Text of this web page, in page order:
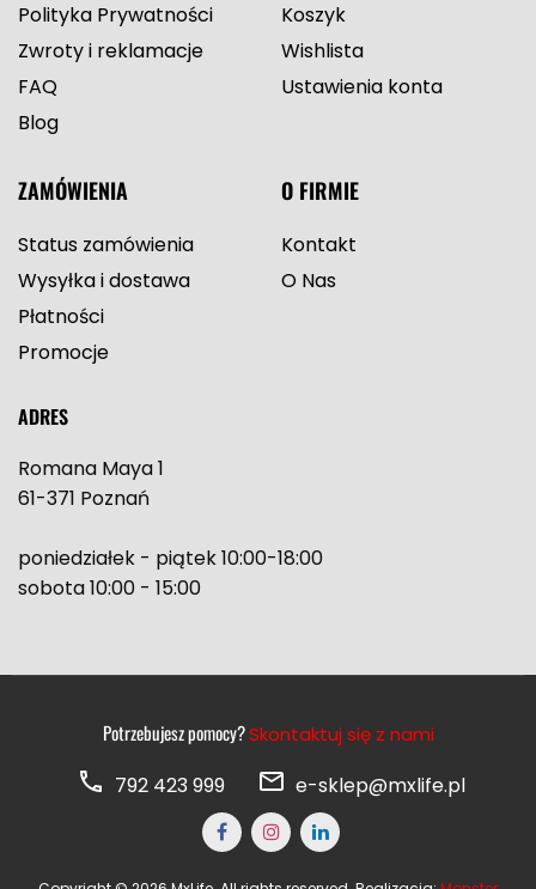
Polityka Prywatności
Zwroty i reklamacje
FAQ
Blog
Koszyk
Wishlista
Ustawienia konta
ZAMÓWIENIA
Status zamówienia
Wysyłka i dostawa
Płatności
Promocje
O FIRMIE
Kontakt
O Nas
ADRES
Romana Maya 1
61-371 Poznań
poniedziałek - piątek 10:00-18:00
sobota 10:00 - 15:00
Potrzebujesz pomocy?Skontaktuj się z nami
792 423 999 e-sklep@mxlife.pl